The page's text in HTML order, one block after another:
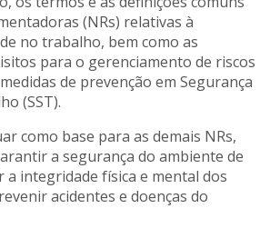
(NRs) relativas à
no trabalho, bem como as
para o gerenciamento de riscos
de prevenção em Segurança
(SST).
como base para as demais NRs,
a segurança do ambiente de
integridade física e mental dos
acidentes e doenças do